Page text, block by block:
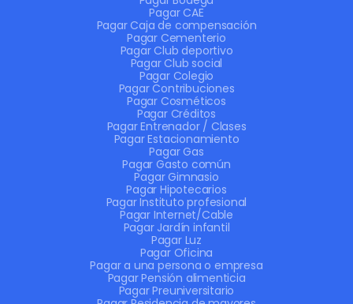
Pagar CAE
Pagar Caja de compensación
Pagar Cementerio
Pagar Club deportivo
Pagar Club social
Pagar Colegio
Pagar Contribuciones
Pagar Cosméticos
Pagar Créditos
Pagar Entrenador / Clases
Pagar Estacionamiento
Pagar Gas
Pagar Gasto común
Pagar Gimnasio
Pagar Hipotecarios
Pagar Instituto profesional
Pagar Internet/Cable
Pagar Jardín infantil
Pagar Luz
Pagar Oficina
Pagar a una persona o empresa
Pagar Pensión alimenticia
Pagar Preuniversitario